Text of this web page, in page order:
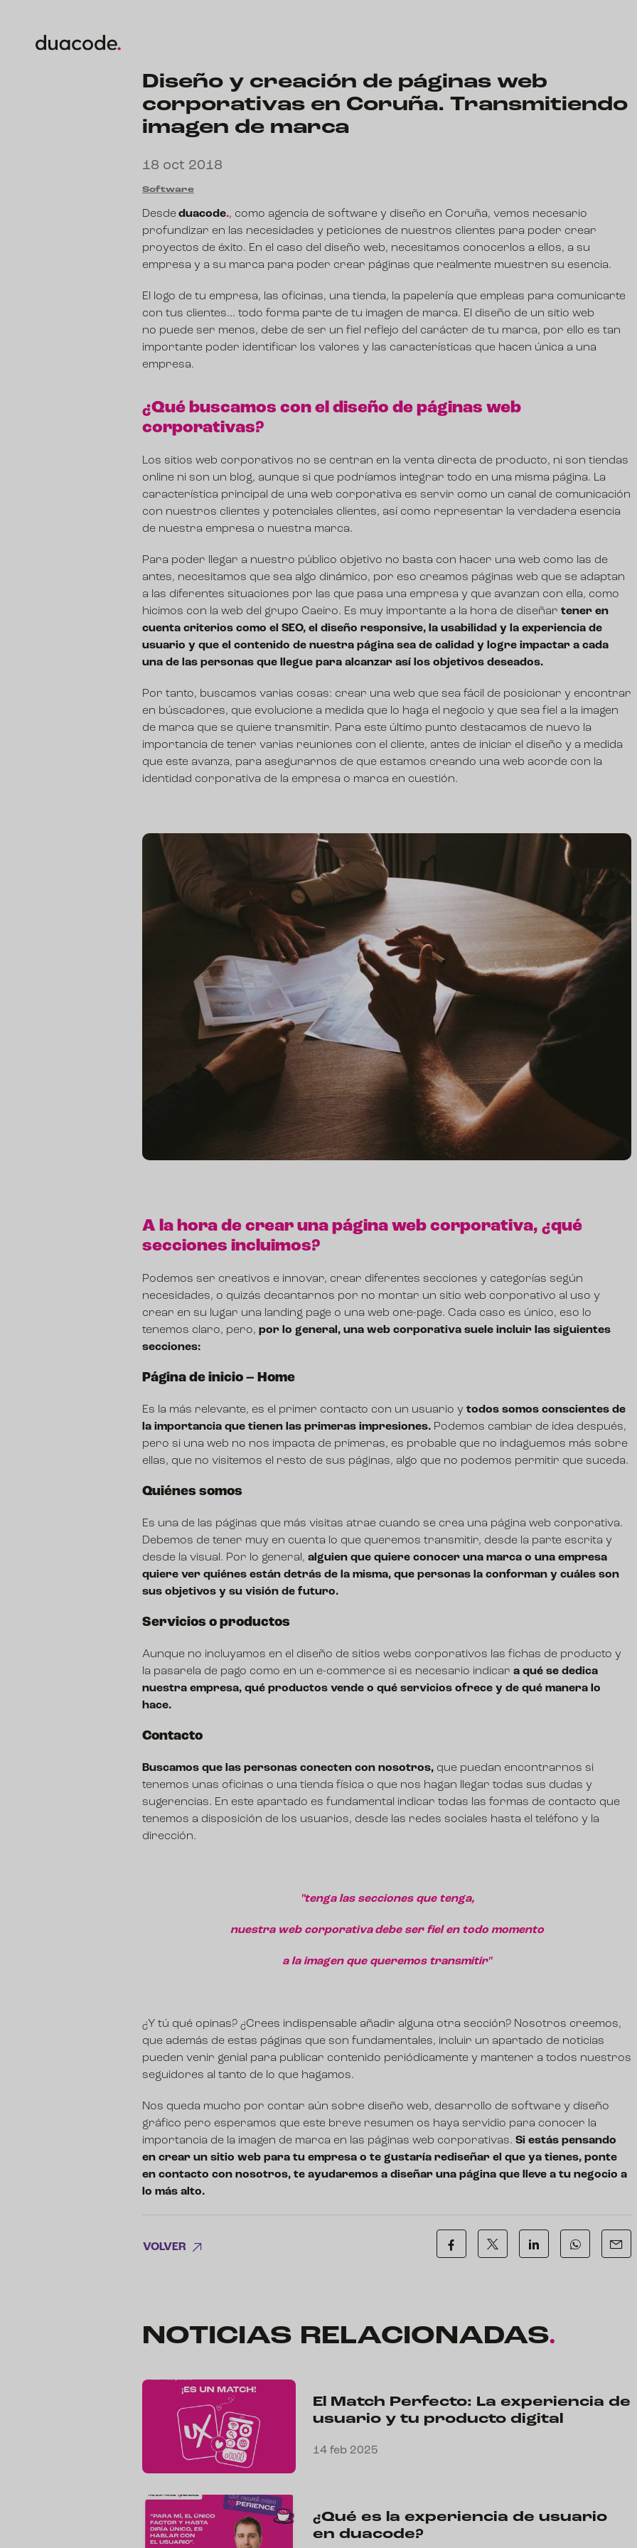
Diseño y creación de páginas web
corporativas en Coruña. Transmitiendo
imagen de marca
18 oct 2018
Software
Desdeduacode., como agencia de software y diseño en Coruña, vemos necesario
profundizar en las necesidades y peticiones de nuestros clientes para poder crear
proyectos de éxito. En el caso del diseño web, necesitamos conocerlos a ellos, a su
empresa y a su marca para poder crear páginas que realmente muestren su esencia.
El logo de tu empresa, las oficinas, una tienda, la papelería que empleas para comunicarte
con tus clientes… todo forma parte de tu imagen de marca. El diseño de un sitio web
no puede ser menos, debe de ser un fiel reflejo del carácter de tu marca, por ello es tan
importante poder identificar los valores y las características que hacen única a una
empresa.
¿Qué buscamos con el diseño de páginas web
corporativas?
Los sitios web corporativos no se centran en la venta directa de producto, ni son tiendas
online ni son un blog, aunque si que podríamos integrar todo en una misma página. La
característica principal de una web corporativa es servir como un canal de comunicación
con nuestros clientes y potenciales clientes, así como representar la verdadera esencia
de nuestra empresa o nuestra marca.
Para poder llegar a nuestro público objetivo no basta con hacer una web como las de
antes, necesitamos que sea algo dinámico, por eso creamos páginas web que se adaptan
a las diferentes situaciones por las que pasa una empresa y que avanzan con ella, como
hicimos con la web del grupo Caeiro. Es muy importante a la hora de diseñar tener en
cuenta criterios como el SEO, el diseño responsive, la usabilidad y la experiencia de
usuario y que el contenido de nuestra página sea de calidad y logre impactar a cada
una de las personas que llegue para alcanzar así los objetivos deseados.
Por tanto, buscamos varias cosas: crear una web que sea fácil de posicionar y encontrar
en búscadores, que evolucione a medida que lo haga el negocio y que sea fiel a la imagen
de marca que se quiere transmitir. Para este último punto destacamos de nuevo la
importancia de tener varias reuniones con el cliente, antes de iniciar el diseño y a medida
que este avanza, para asegurarnos de que estamos creando una web acorde con la
identidad corporativa de la empresa o marca en cuestión.
A la hora de crear una página web corporativa, ¿qué
secciones incluimos?
Podemos ser creativos e innovar, crear diferentes secciones y categorías según
necesidades, o quizás decantarnos por no montar un sitio web corporativo al uso y
crear en su lugar una landing page o una web one-page. Cada caso es único, eso lo
tenemos claro, pero, por lo general, una web corporativa suele incluir las siguientes
secciones:
Página de inicio – Home
Es la más relevante, es el primer contacto con un usuario y todos somos conscientes de
la importancia que tienen las primeras impresiones. Podemos cambiar de idea después,
pero si una web no nos impacta de primeras, es probable que no indaguemos más sobre
ellas, que no visitemos el resto de sus páginas, algo que no podemos permitir que suceda.
Quiénes somos
Es una de las páginas que más visitas atrae cuando se crea una página web corporativa.
Debemos de tener muy en cuenta lo que queremos transmitir, desde la parte escrita y
desde la visual. Por lo general, alguien que quiere conocer una marca o una empresa
quiere ver quiénes están detrás de la misma, que personas la conforman y cuáles son
sus objetivos y su visión de futuro.
Servicios o productos
Aunque no incluyamos en el diseño de sitios webs corporativos las fichas de producto y
la pasarela de pago como en un e-commerce si es necesario indicar a qué se dedica
nuestra empresa, qué productos vende o qué servicios ofrece y de qué manera lo
hace.
Contacto
Buscamos que las personas conecten con nosotros, que puedan encontrarnos si
tenemos unas oficinas o una tienda física o que nos hagan llegar todas sus dudas y
sugerencias. En este apartado es fundamental indicar todas las formas de contacto que
tenemos a disposición de los usuarios, desde las redes sociales hasta el teléfono y la
dirección.
"tenga las secciones que tenga,
nuestra web corporativadebe ser fiel en todo momento
a la imagen que queremos transmitir"
¿Y tú qué opinas? ¿Crees indispensable añadir alguna otra sección? Nosotros creemos,
que además de estas páginas que son fundamentales, incluir un apartado de noticias
pueden venir genial para publicar contenido periódicamente y mantener a todos nuestros
seguidores al tanto de lo que hagamos.
Nos queda mucho por contar aún sobre diseño web, desarrollo de software y diseño
gráfico pero esperamos que este breve resumen os haya servidio para conocer la
importancia de la imagen de marca en las páginas web corporativas. Si estás pensando
en crear un sitio web para tu empresa o te gustaría rediseñar el que ya tienes, ponte
en contacto con nosotros, te ayudaremos a diseñar una página que lleve a tu negocio a
lo más alto.
VOLVER
NOTICIAS RELACIONADAS.
El Match Perfecto: La experiencia de
usuario y tu producto digital
14 feb 2025
¿Qué es la experiencia de usuario
en duacode?